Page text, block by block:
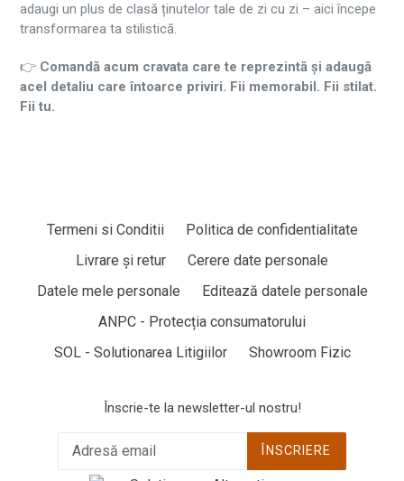
adaugi un plus de clasă ținutelor tale de zi cu zi – aici începe
transformarea ta stilistică.
👉 Comandă acum cravata care te reprezintă și adaugă
acel detaliu care întoarce priviri. Fii memorabil. Fii stilat.
Fii tu.
Termeni si Conditii
Politica de confidentialitate
Livrare și retur
Cerere date personale
Datele mele personale
Editează datele personale
ANPC - Protecția consumatorului
SOL - Solutionarea Litigiilor
Showroom Fizic
Înscrie-te la newsletter-ul nostru!
ÎNSCRIERE